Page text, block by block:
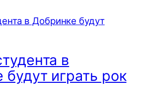
в
играть рок